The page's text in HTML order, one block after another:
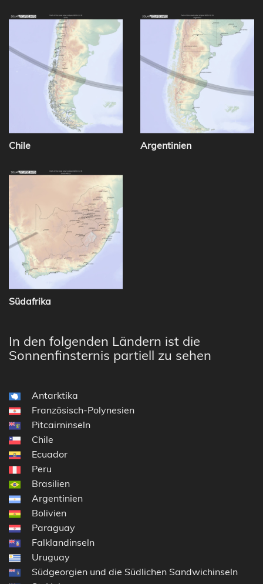
Chile Argentinien
Südafrika
In den folgenden Ländern ist die
Sonnenfinsternis partiell zu sehen
Antarktika
Französisch-Polynesien
Pitcairninseln
Chile
Ecuador
Peru
Brasilien
Argentinien
Bolivien
Paraguay
Falklandinseln
Uruguay
Südgeorgien und die Südlichen Sandwichinseln